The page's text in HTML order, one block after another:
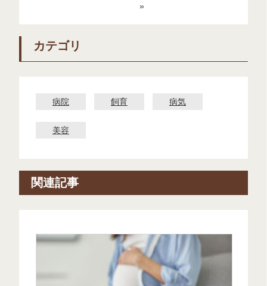
»
カテゴリ
病院 飼育 病気
美容
関連記事